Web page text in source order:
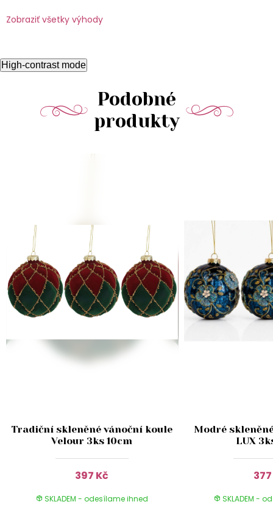
Zobraziť všetky výhody
High-contrast mode
Podobné
produkty
Tradiční skleněné vánoční koule
Velour 3ks 10cm
397 Kč
SKLADEM - odesílame ihned
Modré
LUX
SKLADEM -